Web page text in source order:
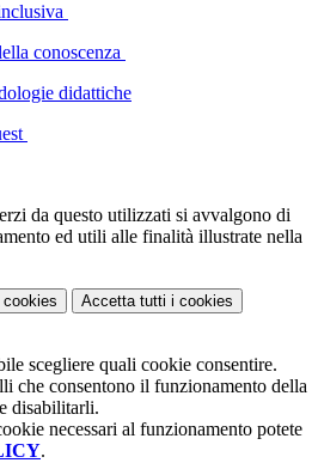
conoscenza
didattiche
da questo utilizzati si avvalgono di
ed utili alle finalità illustrate nella
cookies Accetta tutti i cookies
scegliere quali cookie consentire.
che consentono il funzionamento della
disabilitarli.
necessari al funzionamento potete
.